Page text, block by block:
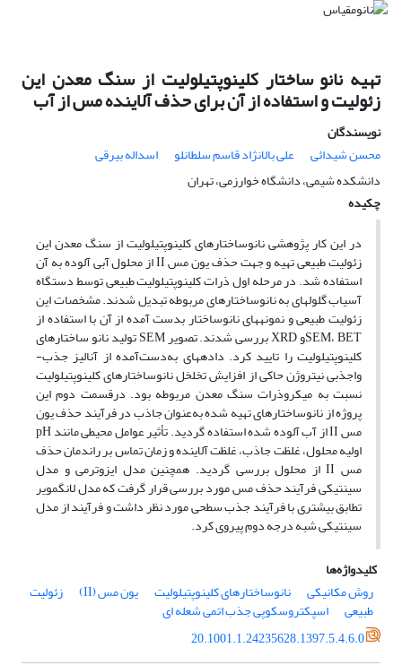
تهیه نانو ساختار کلینوپتیلولیت از سنگ معدن این
زئولیت و استفاده از آن برای حذف آلاینده مس از آب
نویسندگان
محسن شیدائی
علی بالانژاد قاسم سلطانلو
اسداله بیرقی
دانشکده شیمی، دانشگاه خوارزمی، تهران
چکیده
در این کار پژوهشی نانوساختارهای کلینوپتیلولیت از سنگ معدن این
زئولیت طبیعی تهیه و جهت حذف یون مس II از محلول‌ آبی آلوده به آن
استفاده شد. در مرحله اول ذرات کلینوپتیلولیت طبیعی توسط دستگاه
آسیاب گلوله‎ای به نانوساختارهای مربوطه تبدیل شدند. مشخصات این
زئولیت طبیعی و نمونه‏های نانوساختار بدست آمده از آن با استفاده از
SEM، BETو XRD بررسی شدند. تصویر SEM تولید نانو ساختارهای
کلینوپتیلولیت را تایید کرد. داده‎های به‌دست‌آمده از آنالیز جذب-
واجذبی نیتروژن حاکی از افزایش تخلخل نانوساختارهای کلینوپتیلولیت
نسبت به میکروذرات سنگ معدن مربوطه بود. درقسمت دوم این
پروژه از نانوساختارهای تهیه شده به‌عنوان جاذب در فرآیند حذف یون
مس II از آب آلوده شده استفاده گردید. تأثیر عوامل محیطی مانند pH
اولیه محلول، غلظت جاذب، غلظت آلاینده و زمان تماس بر راندمان حذف
مس II از محلول بررسی گردید. همچنین مدل ایزوترمی و مدل
سینتیکی فرآیند حذف مس مورد بررسی قرار گرفت که مدل لانگمویر
تطابق بیشتری با فرآیند جذب سطحی مورد نظر داشت و فرآیند از مدل
سینتیکی شبه درجه دوم پیروی کرد.
کلیدواژه‌ها
روش مکانیکی
نانوساختارهای کلینوپتیلولیت یون مس (II) زئولیت
طبیعی
اسپکتروسکوپی جذب اتمی شعله ای
20.1001.1.24235628.1397.5.4.6.0